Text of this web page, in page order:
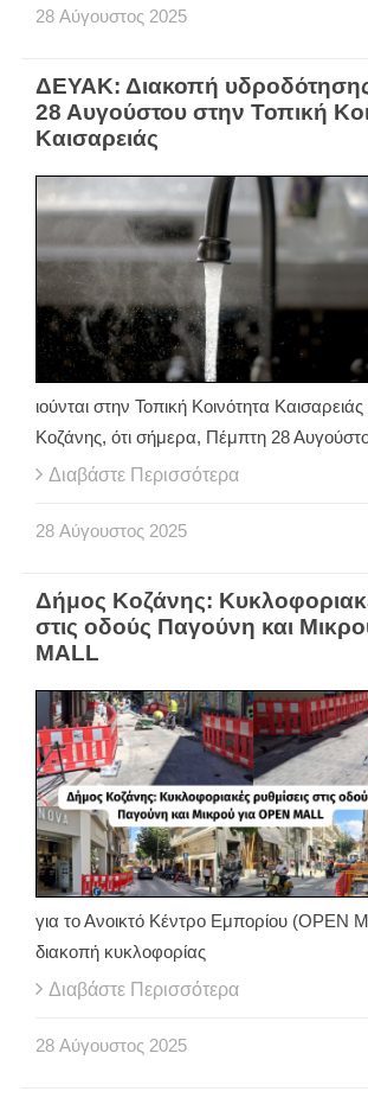
28 Αύγουστος 2025
ΔΕΥΑΚ: Διακοπή
28 Αυγούστου στην Τοπική
Καισαρειάς
ιούνται στην Τοπική Κοινότητα
Κοζάνης, ότι σήμερα, Πέμπτη 28
Διαβάστε Περισσότερα
28 Αύγουστος 2025
Δήμος Κοζάνης:
στις οδούς Παγούνη και
MALL
για το Ανοικτό Κέντρο Εμπορίου (OPEN
διακοπή κυκλοφορίας
Διαβάστε Περισσότερα
28 Αύγουστος 2025